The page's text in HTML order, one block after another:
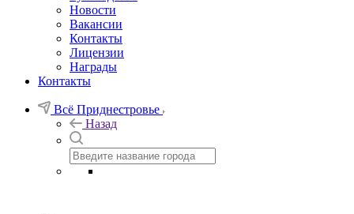
Новости
Вакансии
Контакты
Лицензии
Награды
Контакты
Всё Приднестровье
Назад